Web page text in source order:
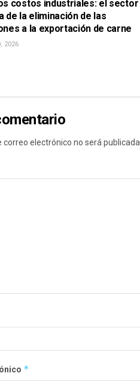
costos industriales: el sector
de la eliminación de las
a la exportación de carne
2026
correo electrónico no será publicada.
*